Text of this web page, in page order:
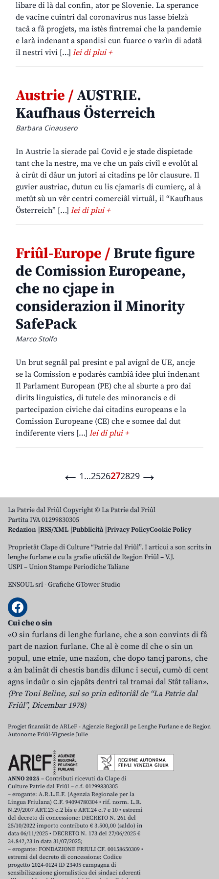
libare di là dal confin, ator pe Slovenie. La sperance
de vacine cuintri dal coronavirus nus lasse bielzà
tacâ a fâ progjets, ma istès fintremai che la pandemie
e larà indenant a spandisi cun fuarce o varìn di adatâ
il nestri vivi […] lei di plui +
Austrie /AUSTRIE.
Kaufhaus Österreich
Barbara Cinausero
In Austrie la sierade pal Covid e je stade dispietade
tant che la nestre, ma ve che un paîs civîl e evolût al
à cirût di dâur un jutori ai citadins pe lôr clausure. Il
guvier austriac, dutun cu lis cjamaris di cumierç, al à
metût sù un vêr centri comerciâl virtuâl, il “Kaufhaus
Österreich” […] lei di plui +
Friûl-Europe /Brute figure
de Comission Europeane,
che no cjape in
considerazion il Minority
SafePack
Marco Stolfo
Un brut segnâl pal presint e pal avignî de UE, ancje
se la Comission e podarès cambiâ idee plui indenant
Il Parlament European (PE) che al sburte a pro dai
dirits linguistics, di tutele des minorancis e di
partecipazion civiche dai citadins europeans e la
Comission Europeane (CE) che e somee dal dut
indiferente viers […] lei di plui +
← 1…2526272829 →
La Patrie dal Friûl Copyright © La Patrie dal Friûl
Partita IVA 01299830305
Redazion RSS/XML Pubblicità Privacy PolicyCookie Policy
Proprietât Clape di Culture “Patrie dal Friûl”. I articui a son scrits in
lenghe furlane e cu la grafie uficiâl de Regjon Friûl – V.J.
USPI – Union Stampe Periodiche Taliane
ENSOUL srl-Grafiche GTower Studio
Cui che o sin
«O sin furlans di lenghe furlane, che a son convints di fâ
part de nazion furlane. Che al è come dî che o sin un
popul, une etnie, une nazion, che dopo tancj parons, che
a àn balinât di chestis bandis dilunc i secui, cumò di cent
agns indaûr o sin cjapâts dentri tal tramai dal Stât talian».
(Pre Toni Beline, sul so prin editoriâl de “La Patrie dal
Friûl”, Dicembar 1978)
Progjet finanziât de ARLeF - Agjenzie Regjonâl pe Lenghe Furlane e de Regjon
Autonome Friûl-Vignesie Julie
ANNO 2025 – Contributi ricevuti da Clape di
Culture Patrie dal Friûl – c.f. 01299830305
– erogante: A.R.L.E.F. (Agenzia Regionale per la
Lingua Friulana) C.F. 94094780304 • rif. norm. L.R.
N.29/2007 ART.23 c.2 bis e ART.24 c.7 e 10 • estremi
del decreto di concessione: DECRETO N. 261 del
25/10/2022 importo contributo € 3.500,00 (saldo) in
data 06/11/2025 • DECRETO N. 173 del 27/06/2025 €
34.842,23 in data 31/07/2025;
– erogante: FONDAZIONE FRIULI CF. 00158650309 •
estremi del decreto di concessione: Codice
progetto 2024-0124 ID 23405 campagna di
sensibilizzazione giornalistica dei sindaci aderenti